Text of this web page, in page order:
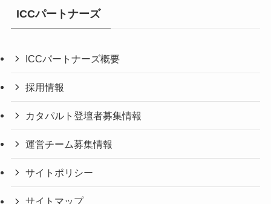
ICCパートナーズ
ICCパートナーズ概要
採用情報
カタパルト登壇者募集情報
運営チーム募集情報
サイトポリシー
サイトマップ